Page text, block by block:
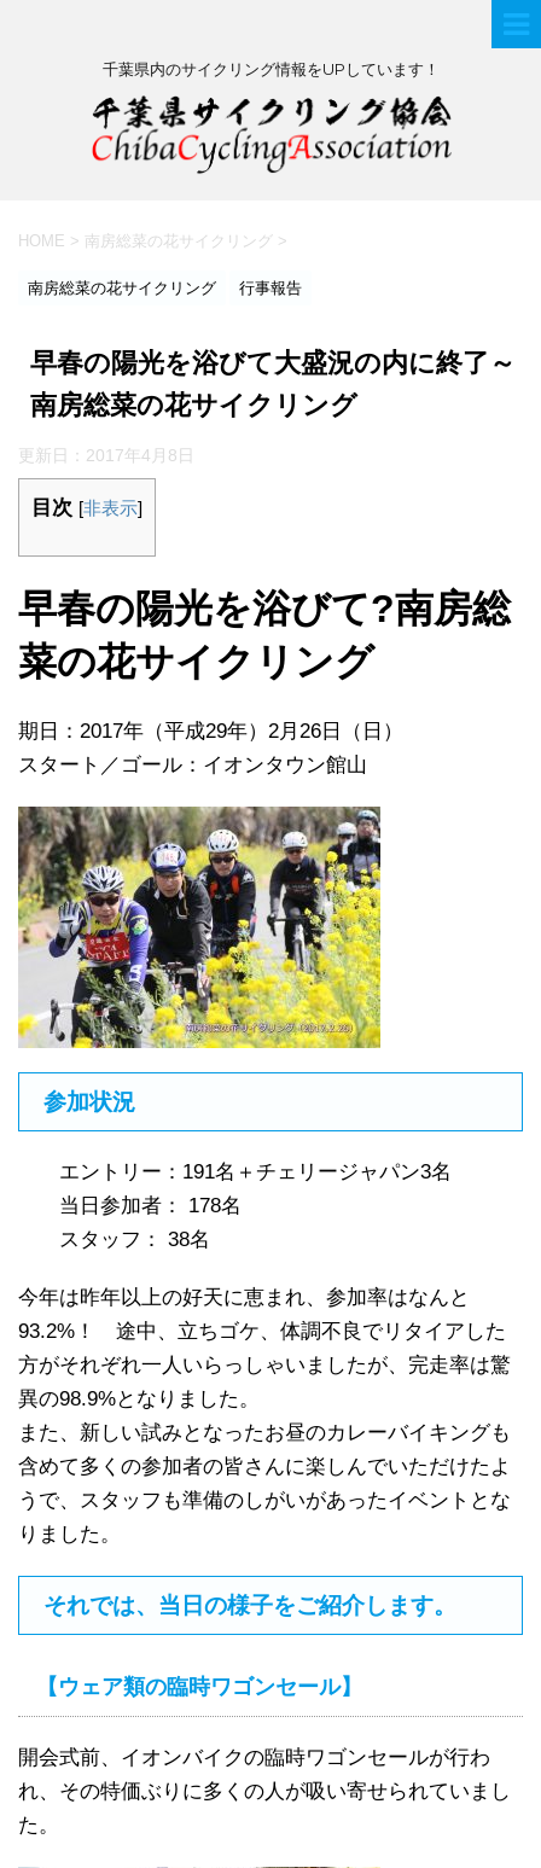
千葉県内のサイクリング情報をUPしています！
HOME > 南房総菜の花サイクリング >
南房総菜の花サイクリング 行事報告
早春の陽光を浴びて大盛況の内に終了～
南房総菜の花サイクリング
更新日： 2017年4月8日
目次 [非表示]
早春の陽光を浴びて?南房総
菜の花サイクリング
期日：2017年（平成29年）2月26日（日）
スタート／ゴール：イオンタウン館山
参加状況
エントリー：191名＋チェリージャパン3名
当日参加者： 178名
スタッフ： 38名
今年は昨年以上の好天に恵まれ、参加率はなんと
93.2%！ 途中、立ちゴケ、体調不良でリタイアした
方がそれぞれ一人いらっしゃいましたが、完走率は驚
異の98.9%となりました。
また、新しい試みとなったお昼のカレーバイキングも
含めて多くの参加者の皆さんに楽しんでいただけたよ
うで、スタッフも準備のしがいがあったイベントとな
りました。
それでは、当日の様子をご紹介します。
【ウェア類の臨時ワゴンセール】
開会式前、イオンバイクの臨時ワゴンセールが行わ
れ、その特価ぶりに多くの人が吸い寄せられていまし
た。